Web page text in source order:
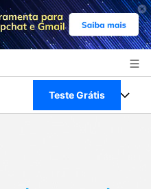
Teste Grátis